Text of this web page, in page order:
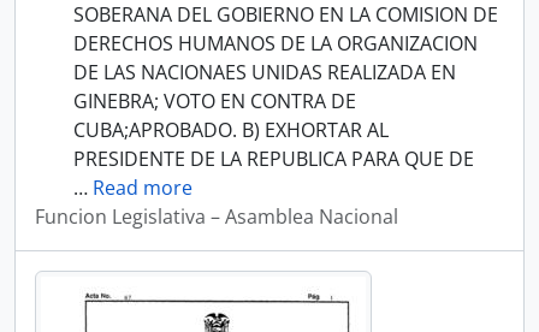
SOBERANA DEL GOBIERNO EN LA COMISION DE
DERECHOS HUMANOS DE LA ORGANIZACION
DE LAS NACIONAES UNIDAS REALIZADA EN
GINEBRA; VOTO EN CONTRA DE
CUBA;APROBADO. B) EXHORTAR AL
PRESIDENTE DE LA REPUBLICA PARA QUE DE
… Read more
Funcion Legislativa – Asamblea Nacional